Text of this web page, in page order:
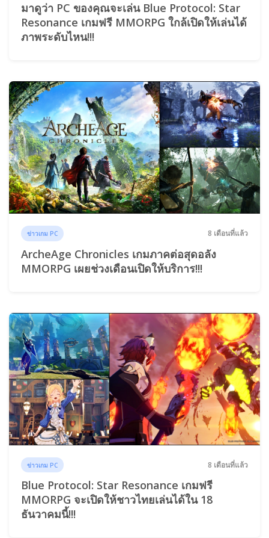
มาดูว่า PC ของคุณจะเล่น Blue Protocol: Star
Resonance เกมฟรี MMORPG ใกล้เปิดให้เล่นได้
ภาพระดับไหน!!!
ข่าวเกม PC 8 เดือนที่แล้ว
ArcheAge Chronicles เกมภาคต่อสุดอลัง
MMORPG เผยช่วงเดือนเปิดให้บริการ!!!
ข่าวเกม PC 8 เดือนที่แล้ว
Blue Protocol: Star Resonance เกมฟรี
MMORPG จะเปิดให้ชาวไทยเล่นได้ใน 18
ธันวาคมนี้!!!